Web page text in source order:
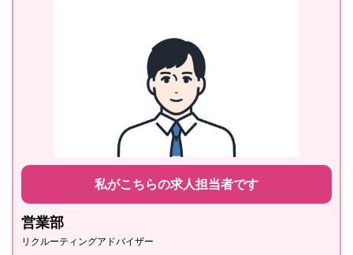
私がこちらの求人担当者です
営業部
リクルーティングアドバイザー